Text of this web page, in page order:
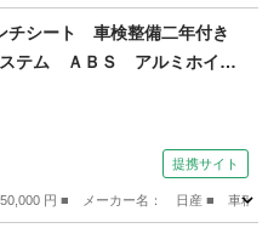
チシート 車検整備二年付き
テム ＡＢＳ アルミホイー
エアコン パワーステアリ
ドウ ＭＤプレイヤー付き
提携サイト
円 ■ メーカー名： 日産 ■ 車